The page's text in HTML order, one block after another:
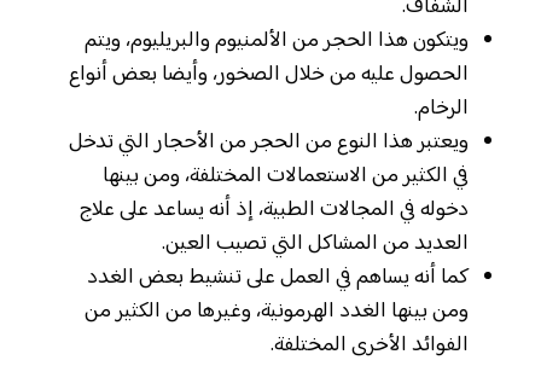
الشفاف.
ويتكون هذا الحجر من الألمنيوم والبريليوم، ويتم
الحصول عليه من خلال الصخور، وأيضا بعض أنواع
الرخام.
ويعتبر هذا النوع من الحجر من الأحجار التي تدخل
في الكثير من الاستعمالات المختلفة، ومن بينها
دخوله في المجالات الطبية، إذ أنه يساعد على علاج
العديد من المشاكل التي تصيب العين.
كما أنه يساهم في العمل على تنشيط بعض الغدد
ومن بينها الغدد الهرمونية، وغيرها من الكثير من
الفوائد الأخرى المختلفة.